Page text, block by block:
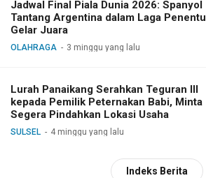
Jadwal Final Piala Dunia 2026: Spanyol
Tantang Argentina dalam Laga Penentu
Gelar Juara
OLAHRAGA 3 minggu yang lalu
Lurah Panaikang Serahkan Teguran III
kepada Pemilik Peternakan Babi, Minta
Segera Pindahkan Lokasi Usaha
SULSEL 4 minggu yang lalu
Indeks Berita